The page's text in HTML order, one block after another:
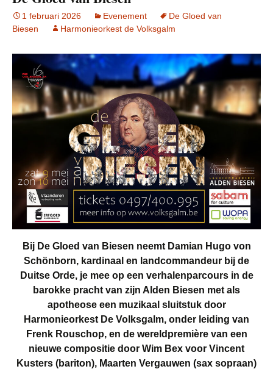
1 februari 2026 Evenement
De Gloed van
Biesen
Harmonieorkest de Volksgalm
Bij De Gloed van Biesen neemt Damian Hugo von
Schönborn, kardinaal en landcommandeur bij de
Duitse Orde, je mee op een verhalenparcours in de
barokke pracht van zijn Alden Biesen met als
apotheose een muzikaal sluitstuk door
Harmonieorkest De Volksgalm, onder leiding van
Frenk Rouschop, en de wereldpremière van een
nieuwe compositie door Wim Bex voor Vincent
Kusters (bariton), Maarten Vergauwen (sax sopraan)